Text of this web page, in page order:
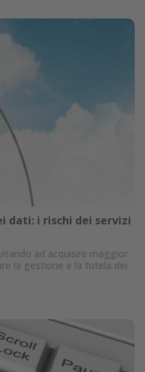
dati: i rischi dei servizi
ad acquisire maggior
la gestione e la tutela dei